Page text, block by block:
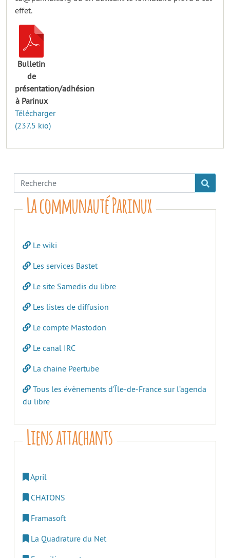
effet.
Bulletin
de
présentation/adhésion
à Parinux
Télécharger
(237.5 kio)
La communauté Parinux
Le wiki
Les services Bastet
Le site Samedis du libre
Les listes de diffusion
Le compte Mastodon
Le canal IRC
La chaine Peertube
Tous les évènements d’Île-de-France sur l’agenda
du libre
Liens attachants
April
CHATONS
Framasoft
La Quadrature du Net